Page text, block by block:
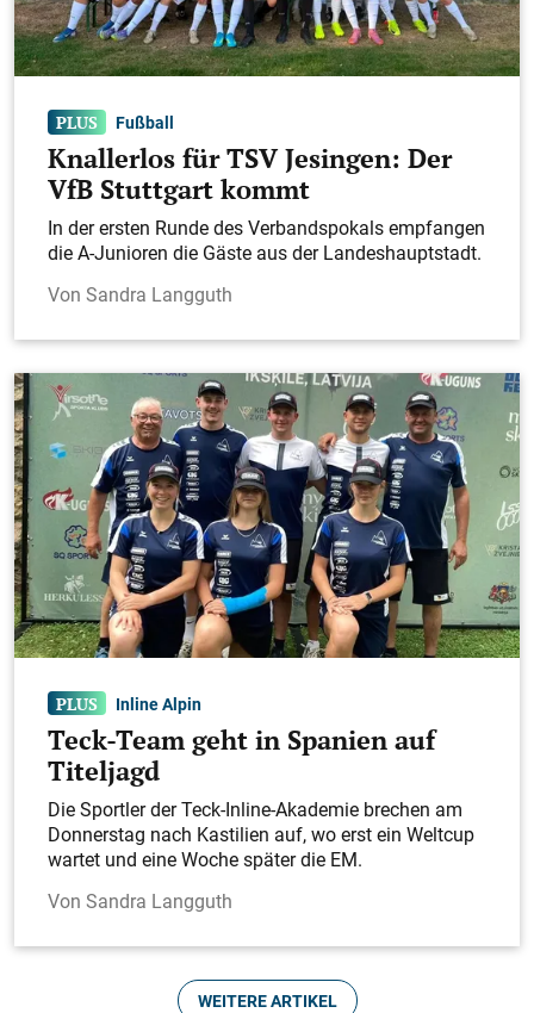
Im Zuge der Ermittlungen konnte der Aufenthaltsort
des 12-Jährigen geklärt und er am Nachmittag
durch die Polizei wohlbehalten angetroffen werden.
Nürtingen
Zeugen zu Vorfall in Freibad gesucht
Die Kriminalpolizei sucht Zeugen zu einem Vorfall,
der sich am Donnerstagabend gegen 18 Uhr im
Freibad in der Badstraße ereignet haben soll und
nachträglich bei der Polizei zur Anzeige gebracht
wurde.
Fußball
Knallerlos für TSV Jesingen: Der
VfB Stuttgart kommt
In der ersten Runde des Verbandspokals empfangen
die A-Junioren die Gäste aus der Landeshauptstadt.
Sandra Langguth
Inline Alpin
Teck-Team geht in Spanien auf
Titeljagd
Die Sportler der Teck-Inline-Akademie brechen am
Donnerstag nach Kastilien auf, wo erst ein Weltcup
wartet und eine Woche später die EM.
Sandra Langguth
WEITERE ARTIKEL